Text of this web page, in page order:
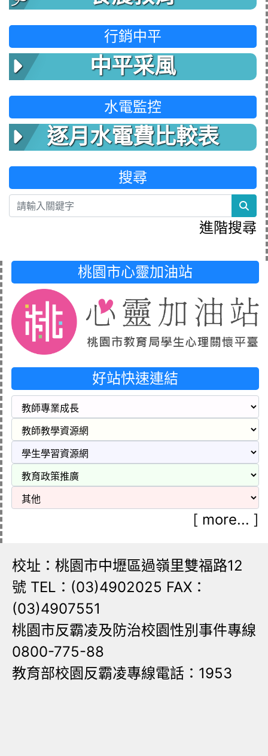
行銷中平
中平采風
水電監控
逐月水電費比較表
搜尋
進階搜尋
桃園市心靈加油站
好站快速連結
[ more... ]
校址：桃園市中壢區過嶺里雙福路12
號 TEL：(03)4902025 FAX：
(03)4907551
桃園市反霸凌及防治校園性別事件專線
0800-775-88
教育部校園反霸凌專線電話：1953